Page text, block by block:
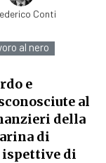
Conti
al nero
e
al
della
di
ispettive di